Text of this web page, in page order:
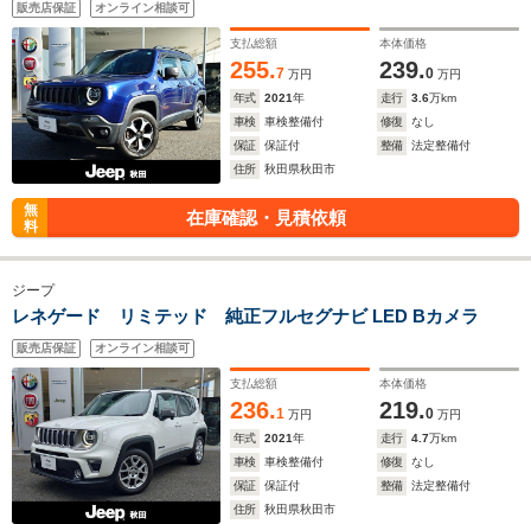
販売店保証 オンライン相談可
支払総額
255.7 万円
本体価格
239.0 万円
年式
2021年 走行 3.6万km
車検
車検整備付 修復
なし
保証
保証付 整備
法定整備付
住所
秋田県秋田市
無
料
在庫確認・見積依頼
ジープ
レネゲード リミテッド 純正フルセグナビ LED Bカメラ
販売店保証 オンライン相談可
支払総額
236.1 万円
本体価格
219.0 万円
年式
2021年 走行 4.7万km
車検
車検整備付 修復
なし
保証
保証付 整備
法定整備付
住所
秋田県秋田市